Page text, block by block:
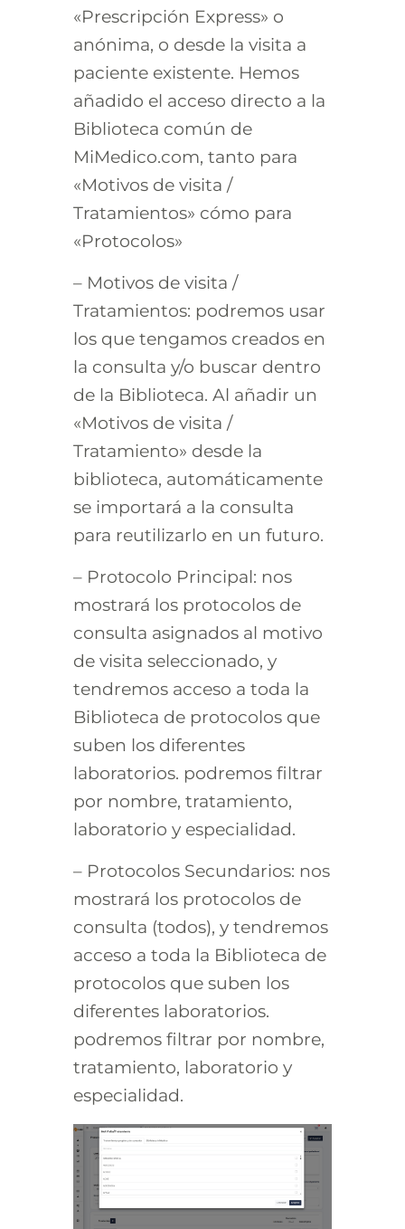
«Prescripción Express» o
anónima, o desde la visita a
paciente existente. Hemos
añadido el acceso directo a la
Biblioteca común de
MiMedico.com, tanto para
«Motivos de visita /
Tratamientos» cómo para
«Protocolos»
– Motivos de visita /
Tratamientos: podremos usar
los que tengamos creados en
la consulta y/o buscar dentro
de la Biblioteca. Al añadir un
«Motivos de visita /
Tratamiento» desde la
biblioteca, automáticamente
se importará a la consulta
para reutilizarlo en un futuro.
– Protocolo Principal: nos
mostrará los protocolos de
consulta asignados al motivo
de visita seleccionado, y
tendremos acceso a toda la
Biblioteca de protocolos que
suben los diferentes
laboratorios. podremos filtrar
por nombre, tratamiento,
laboratorio y especialidad.
– Protocolos Secundarios: nos
mostrará los protocolos de
consulta (todos), y tendremos
acceso a toda la Biblioteca de
protocolos que suben los
diferentes laboratorios.
podremos filtrar por nombre,
tratamiento, laboratorio y
especialidad.